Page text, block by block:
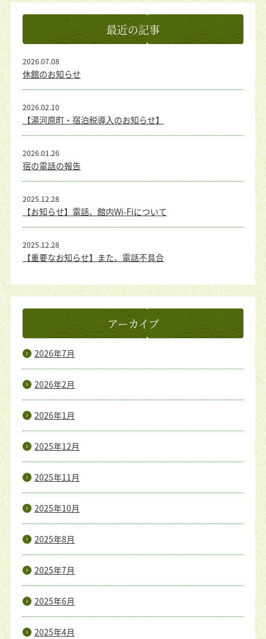
最近の記事
休館のお知らせ
2026.07.08
【湯河原町・宿泊税導入のお知らせ】
2026.02.10
宿の電話の報告
2026.01.26
【お知らせ】電話、館内Wi-Fiについて
2025.12.28
【重要なお知らせ】また、電話不具合
2025.12.28
アーカイブ
2026年7月
2026年2月
2026年1月
2025年12月
2025年11月
2025年10月
2025年8月
2025年7月
2025年6月
2025年4月